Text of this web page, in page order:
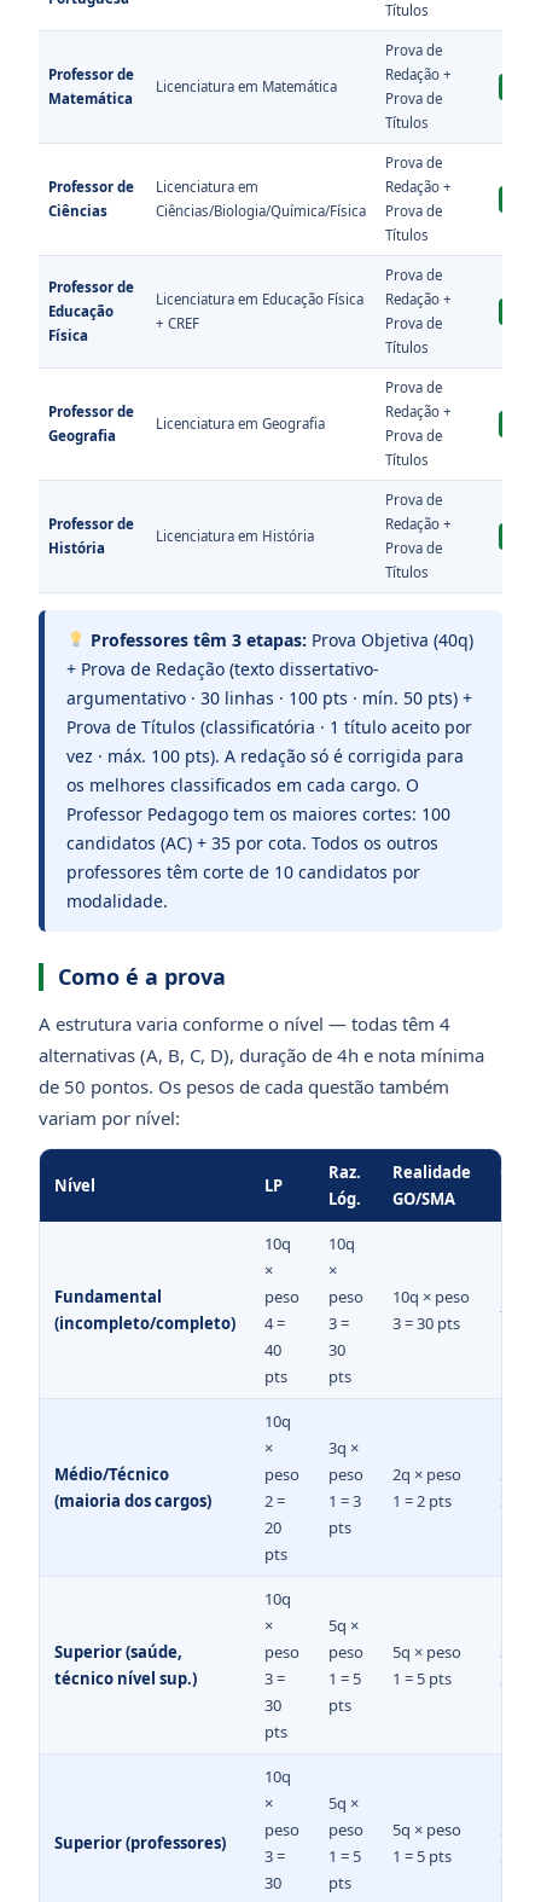
Títulos
Professor de
Matemática
Licenciatura em Matemática
Prova de
Redação +
Prova de
Títulos
Professor de
Ciências
Licenciatura em
Ciências/Biologia/Química/Física
Prova de
Redação +
Prova de
Títulos
Professor de
Educação
Física
Licenciatura em Educação Física
+ CREF
Prova de
Redação +
Prova de
Títulos
Professor de
Geografia
Licenciatura em Geografia
Prova de
Redação +
Prova de
Títulos
Professor de
História
Licenciatura em História
Prova de
Redação +
Prova de
Títulos
Professores têm 3 etapas: Prova Objetiva (40q)
+ Prova de Redação (texto dissertativo-
argumentativo · 30 linhas · 100 pts · mín. 50 pts) +
Prova de Títulos (classificatória · 1 título aceito por
vez · máx. 100 pts). A redação só é corrigida para
os melhores classificados em cada cargo. O
Professor Pedagogo tem os maiores cortes: 100
candidatos (AC) + 35 por cota. Todos os outros
professores têm corte de 10 candidatos por
modalidade.
Como é a prova
A estrutura varia conforme o nível — todas têm 4
alternativas (A, B, C, D), duração de 4h e nota mínima
de 50 pontos. Os pesos de cada questão também
variam por nível:
Nível LP
Raz.
Lóg.
Realidade
GO/SMA
Fundamental
(incompleto/completo)
10q
×
peso
4 =
40
pts
10q
×
peso
3 =
30
pts
10q × peso
3 = 30 pts
—
Médio/Técnico
(maioria dos cargos)
10q
×
peso
2 =
20
pts
3q ×
peso
1 = 3
pts
2q × peso
1 = 2 pts
25q
3 =
Superior (saúde,
técnico nível sup.)
10q
×
peso
3 =
30
pts
5q ×
peso
1 = 5
pts
5q × peso
1 = 5 pts
30q
2 =
Superior (professores)
10q
×
peso
3 =
30
5q ×
peso
1 = 5
pts
5q × peso
1 = 5 pts
30q
2 =